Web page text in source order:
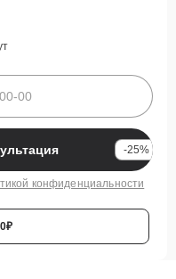
-25%
конфиденциальности